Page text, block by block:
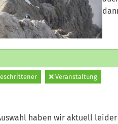
Veranstaltung
haben wir aktuell